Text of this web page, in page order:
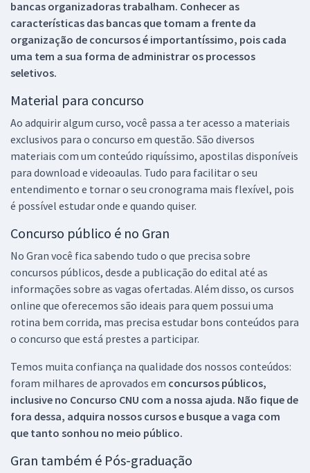
bancas organizadoras trabalham. Conhecer as
características das bancas que tomam a frente da
organização de concursos é importantíssimo, pois cada
uma tem a sua forma de administrar os processos
seletivos.
Material para concurso
Ao adquirir algum curso, você passa a ter acesso a materiais
exclusivos para o concurso em questão. São diversos
materiais com um conteúdo riquíssimo, apostilas disponíveis
para download e videoaulas. Tudo para facilitar o seu
entendimento e tornar o seu cronograma mais flexível, pois
é possível estudar onde e quando quiser.
Concurso público é no Gran
No Gran você fica sabendo tudo o que precisa sobre
concursos públicos, desde a publicação do edital até as
informações sobre as vagas ofertadas. Além disso, os cursos
online que oferecemos são ideais para quem possui uma
rotina bem corrida, mas precisa estudar bons conteúdos para
o concurso que está prestes a participar.
Temos muita confiança na qualidade dos nossos conteúdos:
foram milhares de aprovados em concursos públicos,
inclusive no Concurso CNU com a nossa ajuda. Não fique de
fora dessa, adquira nossos cursos e busque a vaga com
que tanto sonhou no meio público.
Gran também é Pós-graduação